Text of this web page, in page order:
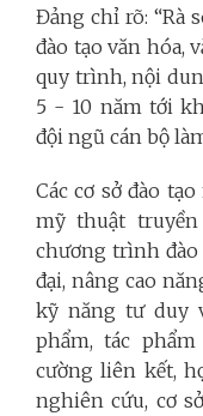
Đảng chỉ rõ: “Rà
đào tạo văn hóa,
quy trình, nội
5 - 10 năm tới
đội ngũ cán bộ
Các cơ sở đào
mỹ thuật
chương trình
đại, nâng cao
kỹ năng tư duy
phẩm, tác
cường liên kết,
nghiên cứu, cơ